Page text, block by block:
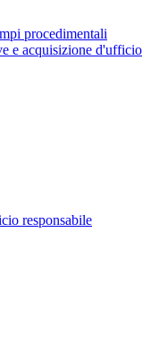
procedimentali
e acquisizione d'ufficio
responsabile